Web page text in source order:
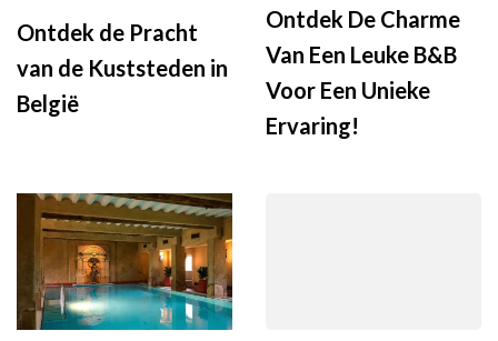
Ontdek de Pracht
van de Kuststeden in
België
Ontdek De Charme
Van Een Leuke B&B
Voor Een Unieke
Ervaring!